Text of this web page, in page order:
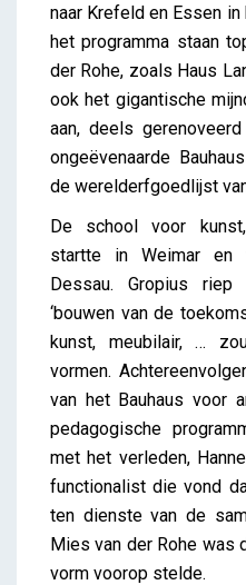
naar Krefeld en Essen
het programma staan
der Rohe, zoals Haus
ook het gigantische
aan, deels
ongeëvenaarde
de werelderfgoedlijst van
De school voor
startte in Weimar en
Dessau. Gropius
‘bouwen van de
kunst, meubilair, …
vormen.
van het Bauhaus voor
pedagogische
met het verleden,
functionalist die vond
ten dienste van de
Mies van der Rohe was
vorm voorop stelde.